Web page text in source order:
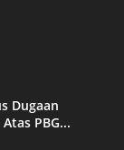
Dugaan
PBG...